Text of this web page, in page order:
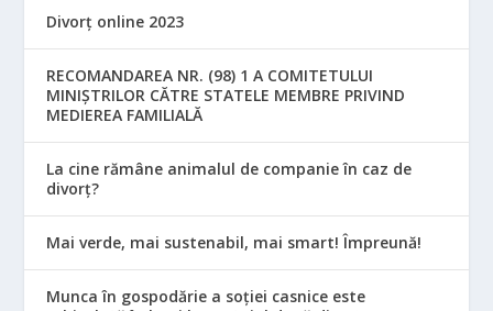
Divorț online 2023
RECOMANDAREA NR. (98) 1 A COMITETULUI
MINIŞTRILOR CĂTRE STATELE MEMBRE PRIVIND
MEDIEREA FAMILIALĂ
La cine rămâne animalul de companie în caz de
divorț?
Mai verde, mai sustenabil, mai smart! Împreună!
Munca în gospodărie a soției casnice este